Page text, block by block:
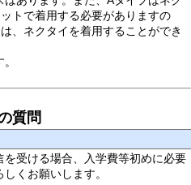
トで着用する必要がありますの
、ネクタイを着用することができ
質問
受ける場合、入学費等初めに必要
くお願いします。